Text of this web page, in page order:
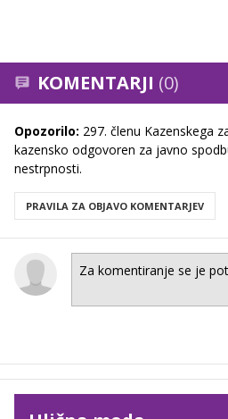
KOMENTARJI (0)
Opozorilo: 297. členu Kazenskega
kazensko odgovoren za javno
nestrpnosti.
PRAVILA ZA OBJAVO KOMENTARJEV